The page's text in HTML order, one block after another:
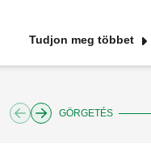
Tudjon meg többet
GÖRGETÉS